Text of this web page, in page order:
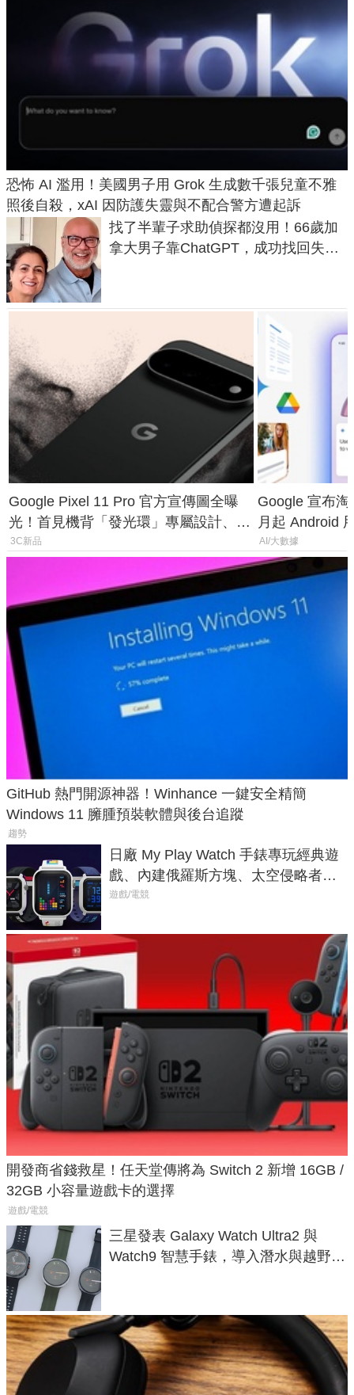
恐怖 AI 濫用！美國男子用 Grok 生成數千張兒童不雅
照後自殺，xAI 因防護失靈與不配合警方遭起訴
找了半輩子求助偵探都沒用！66歲加
拿大男子靠ChatGPT，成功找回失散
Google Pixel 11 Pro 官方宣傳圖全曝
光！首見機背「發光環」專屬設計、
120 倍變焦挑戰攝影極限
3C新品
Google 宣布
月起 Android
AI/大數據
GitHub 熱門開源神器！Winhance 一鍵安全精簡
Windows 11 臃腫預裝軟體與後台追蹤
趨勢
日廠 My Play Watch 手錶專玩經典遊
戲、內建俄羅斯方塊、太空侵略者，
不過竟然不能連手機？
遊戲/電競
開發商省錢救星！任天堂傳將為 Switch 2 新增 16GB /
32GB 小容量遊戲卡的選擇
遊戲/電競
三星發表 Galaxy Watch Ultra2 與
Watch9 智慧手錶，導入潛水與越野跑